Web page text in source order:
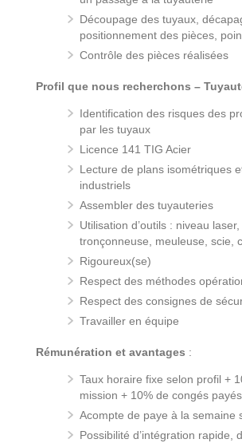
Découpage des tuyaux,
positionnement des pièces,
Contrôle des pièces réalisées
Profil que nous recherchons –
Identification des risques des
par les tuyaux
Licence 141 TIG Acier
Lecture de plans isométriques
industriels
Assembler des tuyauteries
Utilisation d’outils : niveau
tronçonneuse, meuleuse, scie,
Rigoureux(se)
Respect des méthodes
Respect des consignes de
Travailler en équipe
Rémunération et avantages :
Taux horaire fixe selon profil +
mission + 10% de congés payés
Acompte de paye à la semaine
Possibilité d’intégration rapide,